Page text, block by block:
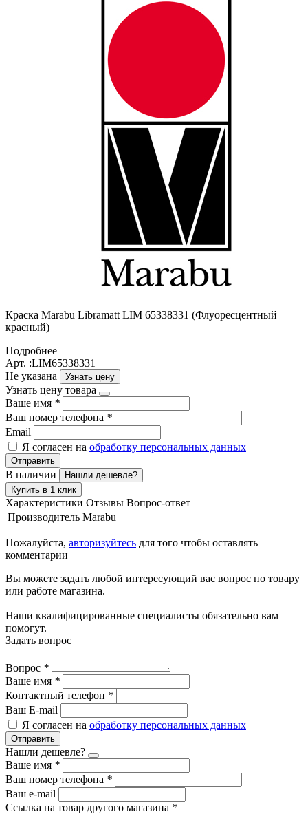
Краска Маrabu Libramatt LIM 65338331 (Флуоресцентный
красный)
Подробнее
Арт. :LIM65338331
Не указана
Узнать цену
Узнать цену товара
Ваше имя *
Ваш номер телефона *
Email
Я согласен на обработку персональных данных
Отправить
В наличии
Нашли дешевле?
Купить в 1 клик
Характеристики Отзывы Вопрос-ответ
Производитель Marabu
Пожалуйста, авторизуйтесь для того чтобы оставлять
комментарии
Вы можете задать любой интересующий вас вопрос по товару
или работе магазина.
Наши квалифицированные специалисты обязательно вам
помогут.
Задать вопрос
Вопрос *
Ваше имя *
Контактный телефон *
Ваш E-mail
Я согласен на обработку персональных данных
Отправить
Нашли дешевле?
Ваше имя *
Ваш номер телефона *
Ваш e-mail
Ссылка на товар другого магазина *